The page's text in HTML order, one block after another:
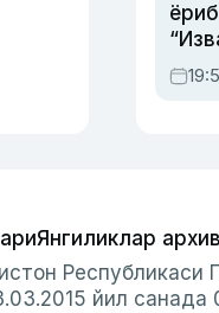
Янгиликлар
Республикаси
йил санада